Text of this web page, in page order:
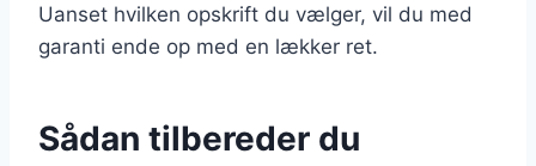
Uanset hvilken opskrift du vælger, vil du med
garanti ende op med en lækker ret.
Sådan tilbereder du